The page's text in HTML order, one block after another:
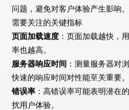
对Shopify商店的脉搏，确保你的
吸引人。
在本综合指南中，我们将探讨
面。我们将揭示如何利用监测策
转化率并保持竞争优势。在此过
工具和策略，分享性能优化的见
改善监测获得成功的示例。
理解Shopify性能监测